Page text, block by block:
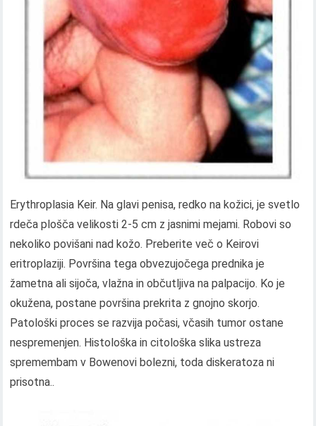
Erythroplasia Keir. Na glavi penisa, redko na kožici, je svetlo
rdeča plošča velikosti 2-5 cm z jasnimi mejami. Robovi so
nekoliko povišani nad kožo. Preberite več o Keirovi
eritroplaziji. Površina tega obvezujočega prednika je
žametna ali sijoča, vlažna in občutljiva na palpacijo. Ko je
okužena, postane površina prekrita z gnojno skorjo.
Patološki proces se razvija počasi, včasih tumor ostane
nespremenjen. Histološka in citološka slika ustreza
spremembam v Bowenovi bolezni, toda diskeratoza ni
prisotna..